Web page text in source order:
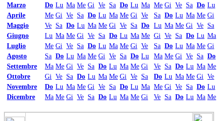
Marzo
Do Lu Ma Me Gi Ve Sa Do Lu Ma Me Gi Ve Sa Do Lu
Aprile
Me Gi Ve Sa Do Lu Ma Me Gi Ve Sa Do Lu Ma Me Gi
Maggio
Ve Sa Do Lu Ma Me Gi Ve Sa Do Lu Ma Me Gi Ve Sa
Giugno
Lu Ma Me Gi Ve Sa Do Lu Ma Me Gi Ve Sa Do Lu Ma
Luglio
Me Gi Ve Sa Do Lu Ma Me Gi Ve Sa Do Lu Ma Me Gi
Agosto
Sa Do Lu Ma Me Gi Ve Sa Do Lu Ma Me Gi Ve Sa Do
Settembre
Ma Me Gi Ve Sa Do Lu Ma Me Gi Ve Sa Do Lu Ma Me
Ottobre
Gi Ve Sa Do Lu Ma Me Gi Ve Sa Do Lu Ma Me Gi Ve
Novembre
Do Lu Ma Me Gi Ve Sa Do Lu Ma Me Gi Ve Sa Do Lu
Dicembre
Ma Me Gi Ve Sa Do Lu Ma Me Gi Ve Sa Do Lu Ma Me